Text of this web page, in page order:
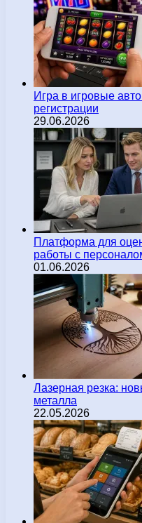
Игра в игровые
регистрации
29.06.2026
Платформа для
работы с
01.06.2026
Лазерная резка:
металла
22.05.2026